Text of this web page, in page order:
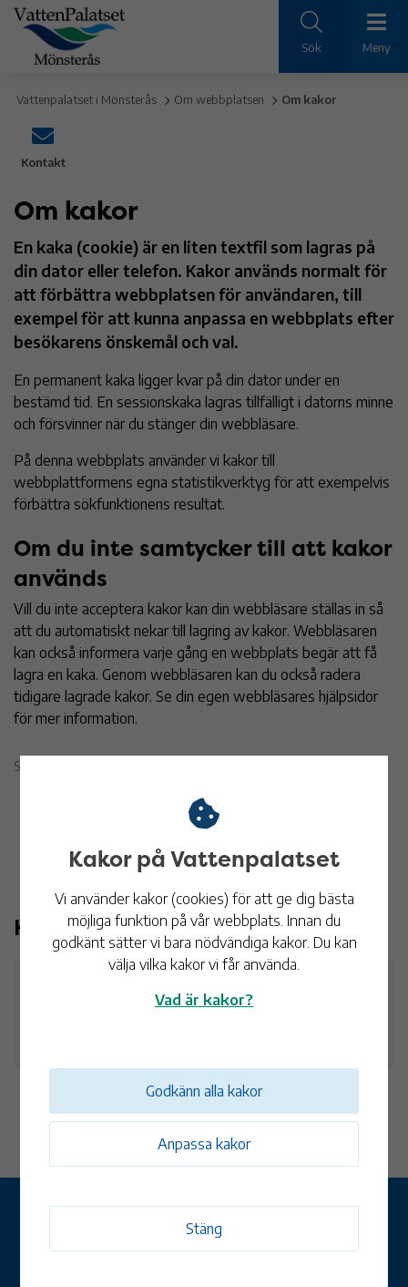
Sök Meny
Vattenpalatset i Mönsterås Om webbplatsen Om kakor
Kontakt
Om kakor
En kaka (cookie) är en liten textfil som lagras på
din dator eller telefon. Kakor används normalt för
att förbättra webbplatsen för användaren, till
exempel för att kunna anpassa en webbplats efter
besökarens önskemål och val.
En permanent kaka ligger kvar på din dator under en
bestämd tid. En sessionskaka lagras tillfälligt i datorns minne
och försvinner när du stänger din webbläsare.
På denna webbplats använder vi kakor till
webbplattformens egna statistikverktyg för att exempelvis
förbättra sökfunktionens resultat.
Om du inte samtycker till att kakor
används
Vill du inte acceptera kakor kan din webbläsare ställas in så
att du automatiskt nekar till lagring av kakor. Webbläsaren
kan också informera varje gång en webbplats begär att få
lagra en kaka. Genom webbläsaren kan du också radera
tidigare lagrade kakor. Se din egen webbläsares hjälpsidor
för mer information.
Sidan uppdaterad 20 mars 2023
Kontakt
Receptionen
Kakor på Vattenpalatset
Vi använder kakor (cookies) för att ge dig bästa
möjliga funktion på vår webbplats. Innan du
godkänt sätter vi bara nödvändiga kakor. Du kan
välja vilka kakor vi får använda.
Vad är kakor?
Anpassa kakor
Stäng
Godkänn alla kakor